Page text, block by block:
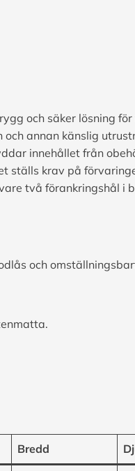
och säker lösning
annan känslig
innehållet från
ställs krav på
två förankringshål i
och
Bredd